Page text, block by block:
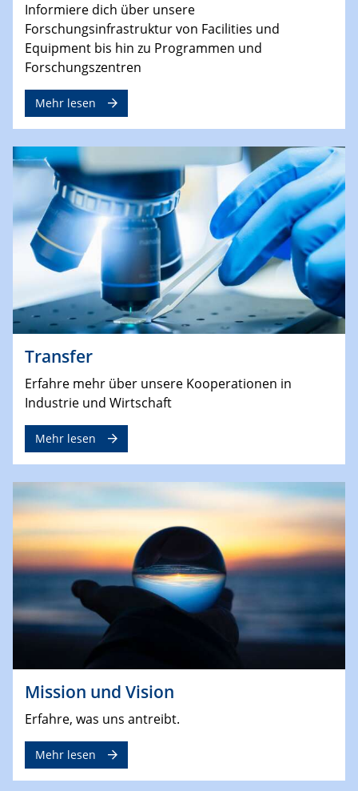
Informiere dich über unsere
Forschungsinfrastruktur von Facilities und
Equipment bis hin zu Programmen und
Forschungszentren
Mehr lesen
Transfer
Erfahre mehr über unsere Kooperationen in
Industrie und Wirtschaft
Mehr lesen
Mission und Vision
Erfahre, was uns antreibt.
Mehr lesen